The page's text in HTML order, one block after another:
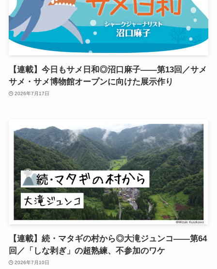
【連載】今日もサメ日和◎沼口麻子——第13回／サメ
サメ・サメ博物館オープンに向けた展示作り
2026年7月17日
【連載】続・マタギの村から◎大滝ジュンコ――第64
回／「しな剥ぎ」の超熟練、不参加のワケ
2026年7月10日